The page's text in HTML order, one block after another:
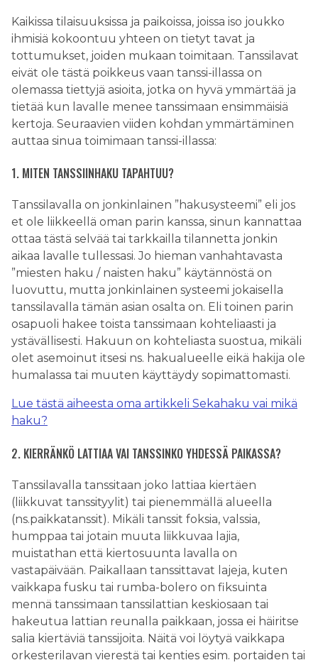
Kaikissa tilaisuuksissa ja paikoissa, joissa iso joukko
ihmisiä kokoontuu yhteen on tietyt tavat ja
tottumukset, joiden mukaan toimitaan. Tanssilavat
eivät ole tästä poikkeus vaan tanssi-illassa on
olemassa tiettyjä asioita, jotka on hyvä ymmärtää ja
tietää kun lavalle menee tanssimaan ensimmäisiä
kertoja. Seuraavien viiden kohdan ymmärtäminen
auttaa sinua toimimaan tanssi-illassa:
1. MITEN TANSSIINHAKU TAPAHTUU?
Tanssilavalla on jonkinlainen ”hakusysteemi” eli jos
et ole liikkeellä oman parin kanssa, sinun kannattaa
ottaa tästä selvää tai tarkkailla tilannetta jonkin
aikaa lavalle tullessasi. Jo hieman vanhahtavasta
”miesten haku / naisten haku” käytännöstä on
luovuttu, mutta jonkinlainen systeemi jokaisella
tanssilavalla tämän asian osalta on. Eli toinen parin
osapuoli hakee toista tanssimaan kohteliaasti ja
ystävällisesti. Hakuun on kohteliasta suostua, mikäli
olet asemoinut itsesi ns. hakualueelle eikä hakija ole
humalassa tai muuten käyttäydy sopimattomasti.
Lue tästä aiheesta oma artikkeli Sekahaku vai mikä
haku?
2. KIERRÄNKÖ LATTIAA VAI TANSSINKO YHDESSÄ PAIKASSA?
Tanssilavalla tanssitaan joko lattiaa kiertäen
(liikkuvat tanssityylit) tai pienemmällä alueella
(ns.paikkatanssit). Mikäli tanssit foksia, valssia,
humppaa tai jotain muuta liikkuvaa lajia,
muistathan että kiertosuunta lavalla on
vastapäivään. Paikallaan tanssittavat lajeja, kuten
vaikkapa fusku tai rumba-bolero on fiksuinta
mennä tanssimaan tanssilattian keskiosaan tai
hakeutua lattian reunalla paikkaan, jossa ei häiritse
salia kiertäviä tanssijoita. Näitä voi löytyä vaikkapa
orkesterilavan vierestä tai kenties esim. portaiden tai